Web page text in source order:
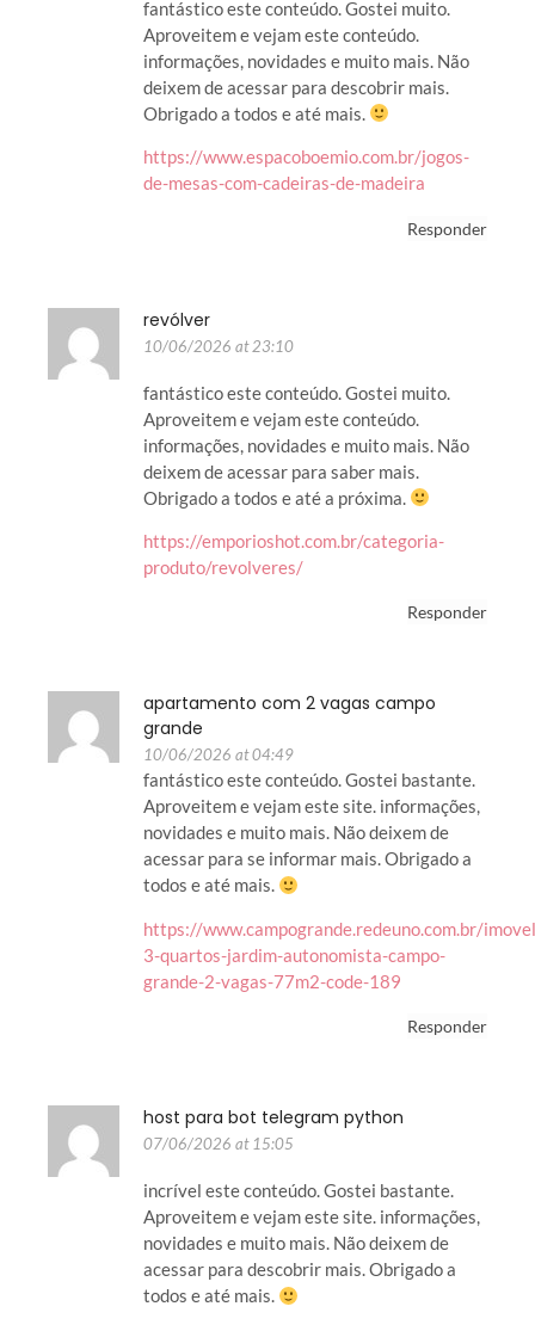
fantástico este conteúdo. Gostei muito.
Aproveitem e vejam este conteúdo.
informações, novidades e muito mais. Não
deixem de acessar para descobrir mais.
Obrigado a todos e até mais.
https://www.espacoboemio.com.br/jogos-
de-mesas-com-cadeiras-de-madeira
Responder
revólver
10/06/2026 at 23:10
fantástico este conteúdo. Gostei muito.
Aproveitem e vejam este conteúdo.
informações, novidades e muito mais. Não
deixem de acessar para saber mais.
Obrigado a todos e até a próxima.
https://emporioshot.com.br/categoria-
produto/revolveres/
Responder
apartamento com 2 vagas campo
grande
10/06/2026 at 04:49
fantástico este conteúdo. Gostei bastante.
Aproveitem e vejam este site. informações,
novidades e muito mais. Não deixem de
acessar para se informar mais. Obrigado a
todos e até mais.
https://www.campogrande.redeuno.com.br/
3-quartos-jardim-autonomista-campo-
grande-2-vagas-77m2-code-189
Responder
host para bot telegram python
07/06/2026 at 15:05
incrível este conteúdo. Gostei bastante.
Aproveitem e vejam este site. informações,
novidades e muito mais. Não deixem de
acessar para descobrir mais. Obrigado a
todos e até mais.